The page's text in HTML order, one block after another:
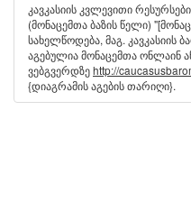
კავკასიის კვლევითი
(მონაცემთა ბაზის წელი)
სახელწოდება, მაგ. კავკასიის
აგებულია მონაცემთა ონლაინ
ვებგვერდზეhttp://
{დიაგრამის აგების თარიღი}.